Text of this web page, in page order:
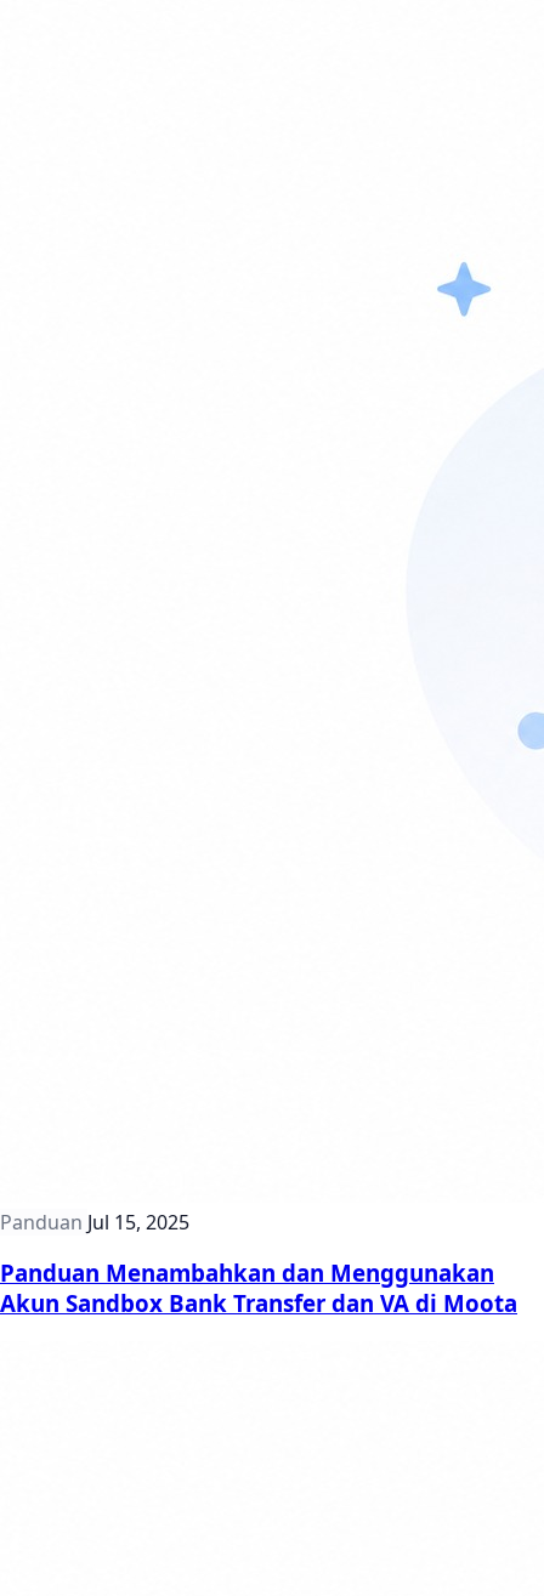
Panduan Jul 15, 2025
Panduan Menambahkan dan Menggunakan
Akun Sandbox Bank Transfer dan VA di Moota